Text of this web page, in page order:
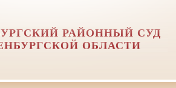
РАЙОННЫЙ СУД
ОБЛАСТИ